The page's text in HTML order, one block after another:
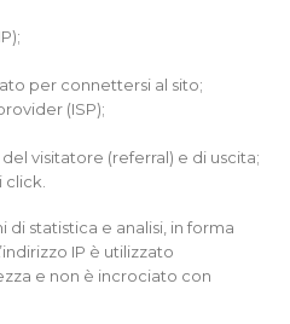
per connettersi al sito;
(ISP);
visitatore (referral) e di uscita;
di statistica e analisi, in forma
IP è utilizzato
e non è incrociato con